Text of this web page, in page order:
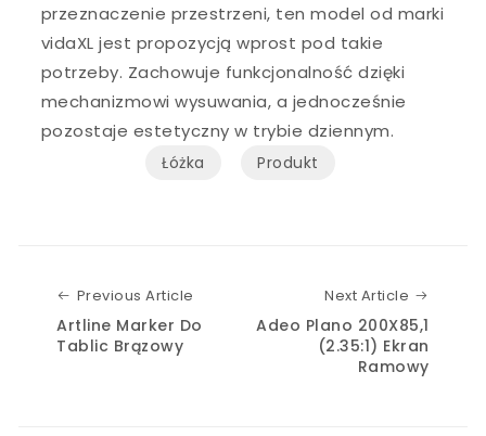
przeznaczenie przestrzeni, ten model od marki
vidaXL jest propozycją wprost pod takie
potrzeby. Zachowuje funkcjonalność dzięki
mechanizmowi wysuwania, a jednocześnie
pozostaje estetyczny w trybie dziennym.
Łóżka Produkt
Previous Article
Artline Marker Do
Tablic Brązowy
Next Article
Adeo Plano 200X85,1
(2.35:1) Ekran
Ramowy